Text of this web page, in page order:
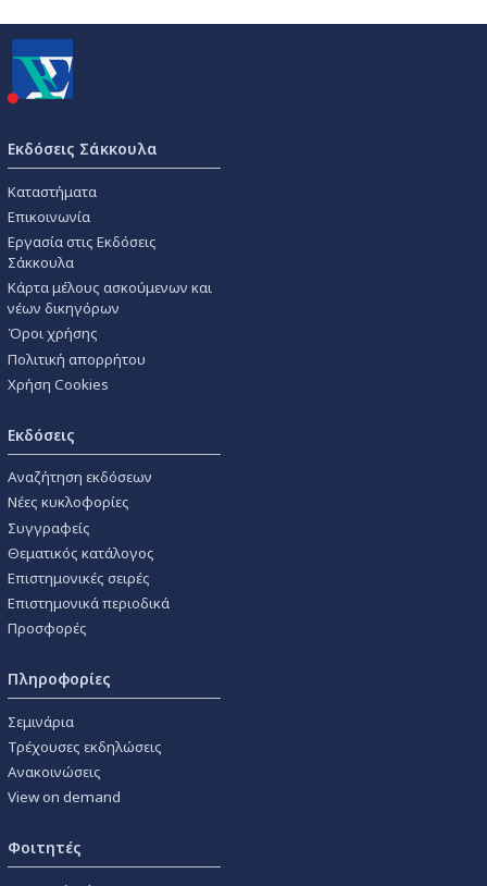
Εκδόσεις Σάκκουλα
Καταστήματα
Επικοινωνία
Εργασία στις Εκδόσεις
Σάκκουλα
Κάρτα μέλους ασκούμενων και
νέων δικηγόρων
Όροι χρήσης
Πολιτική απορρήτου
Χρήση Cookies
Εκδόσεις
Αναζήτηση εκδόσεων
Νέες κυκλοφορίες
Συγγραφείς
Θεματικός κατάλογος
Επιστημονικές σειρές
Επιστημονικά περιοδικά
Προσφορές
Πληροφορίες
Σεμινάρια
Τρέχουσες εκδηλώσεις
Ανακοινώσεις
View on demand
Φοιτητές